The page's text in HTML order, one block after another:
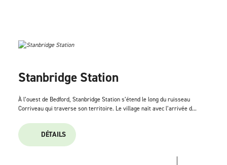
Stanbridge Station
À l’ouest de Bedford, Stanbridge Station s’étend le long du ruisseau
Corriveau qui traverse son territoire. Le village naît avec l’arrivée d...
DÉTAILS